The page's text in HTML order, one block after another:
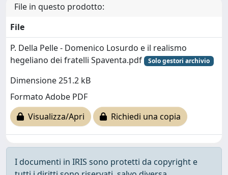
File in questo prodotto:
File
P. Della Pelle - Domenico Losurdo e il realismo
hegeliano dei fratelli Spaventa.pdf
Solo gestori archivio
Dimensione 251.2 kB
Formato Adobe PDF
Visualizza/Apri
Richiedi una copia
I documenti in IRIS sono protetti da copyright e